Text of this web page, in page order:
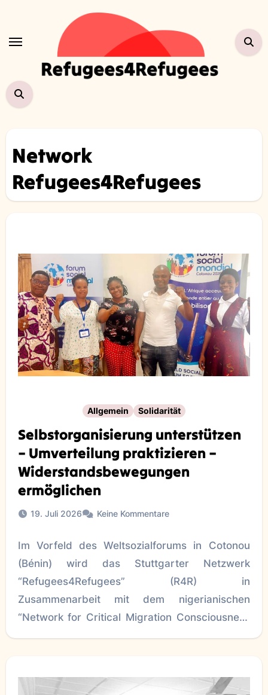
springen
Network
Refugees4Refugees
Allgemein Solidarität
Selbstorganisierung unterstützen
– Umverteilung praktizieren –
Widerstandsbewegungen
ermöglichen
19. Juli 2026 Keine Kommentare
Im Vorfeld des Weltsozialforums in Cotonou
(Bénin) wird das Stuttgarter Netzwerk
“Refugees4Refugees” (R4R) in
Zusammenarbeit mit dem nigerianischen
“Network for Critical Migration Consciousness